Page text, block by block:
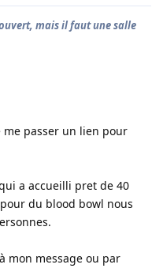
mais il faut une salle
passer un lien pour
a accueilli pret de 40
du blood bowl nous
mon message ou par